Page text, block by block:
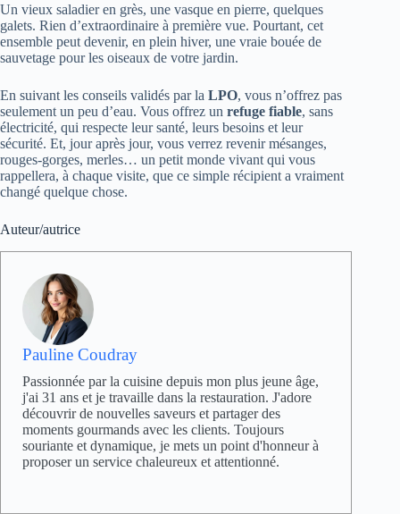
Un vieux saladier en grès, une vasque en pierre, quelques
galets. Rien d’extraordinaire à première vue. Pourtant, cet
ensemble peut devenir, en plein hiver, une vraie bouée de
sauvetage pour les oiseaux de votre jardin.
En suivant les conseils validés par la LPO, vous n’offrez pas
seulement un peu d’eau. Vous offrez un refuge fiable, sans
électricité, qui respecte leur santé, leurs besoins et leur
sécurité. Et, jour après jour, vous verrez revenir mésanges,
rouges-gorges, merles… un petit monde vivant qui vous
rappellera, à chaque visite, que ce simple récipient a vraiment
changé quelque chose.
Auteur/autrice
Pauline Coudray
Passionnée par la cuisine depuis mon plus jeune âge,
j'ai 31 ans et je travaille dans la restauration. J'adore
découvrir de nouvelles saveurs et partager des
moments gourmands avec les clients. Toujours
souriante et dynamique, je mets un point d'honneur à
proposer un service chaleureux et attentionné.